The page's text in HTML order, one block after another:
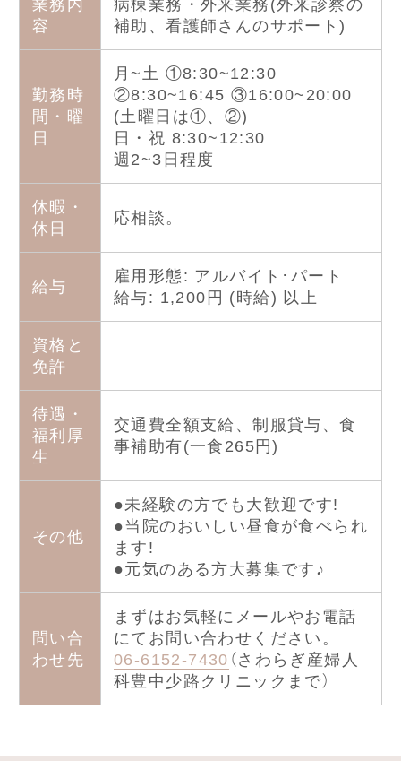
業務内
容
病棟業務・外来業務(外来診察の
補助、看護師さんのサポート)
勤務時
間・曜
日
月~土 ①8:30~12:30
②8:30~16:45 ③16:00~20:00
(土曜日は①、②)
日・祝 8:30~12:30
週2~3日程度
休暇・
休日
応相談。
給与
雇用形態: アルバイト･パート
給与: 1,200円 (時給) 以上
資格と
免許
待遇・
福利厚
生
交通費全額支給、制服貸与、食
事補助有(一食265円)
その他
●未経験の方でも大歓迎です!
●当院のおいしい昼食が食べられ
ます!
●元気のある方大募集です♪
問い合
わせ先
まずはお気軽にメールやお電話
にてお問い合わせください。
06-6152-7430 （さわらぎ産婦人
科豊中少路クリニックまで）